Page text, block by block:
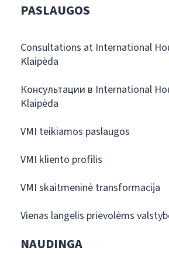
PASLAUGOS
Consultations at International
Klaipėda
Консультации в International
Klaipėda
VMI teikiamos paslaugos
VMI kliento profilis
VMI skaitmeninė transformacija
Vienas langelis prievolėms
NAUDINGA